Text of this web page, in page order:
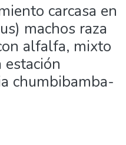
carcasa en
machos raza
alfalfa, mixto
chumbibamba-